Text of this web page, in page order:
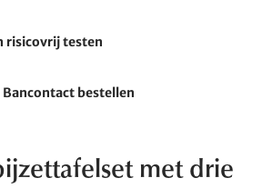
risicovrij testen
bestellen
met drie